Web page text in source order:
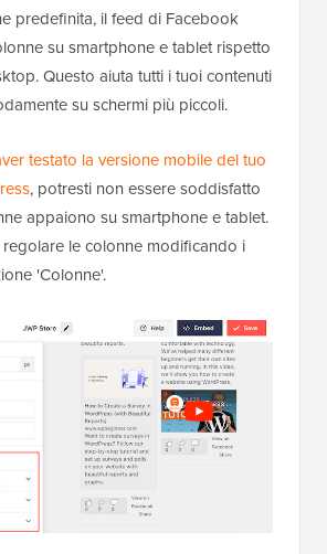
predefinita, il feed di Facebook
su smartphone e tablet rispetto
Questo aiuta tutti i tuoi contenuti
su schermi più piccoli.
testato la versione mobile del tuo
, potresti non essere soddisfatto
appaiono su smartphone e tablet.
le colonne modificando i
'Colonne'.